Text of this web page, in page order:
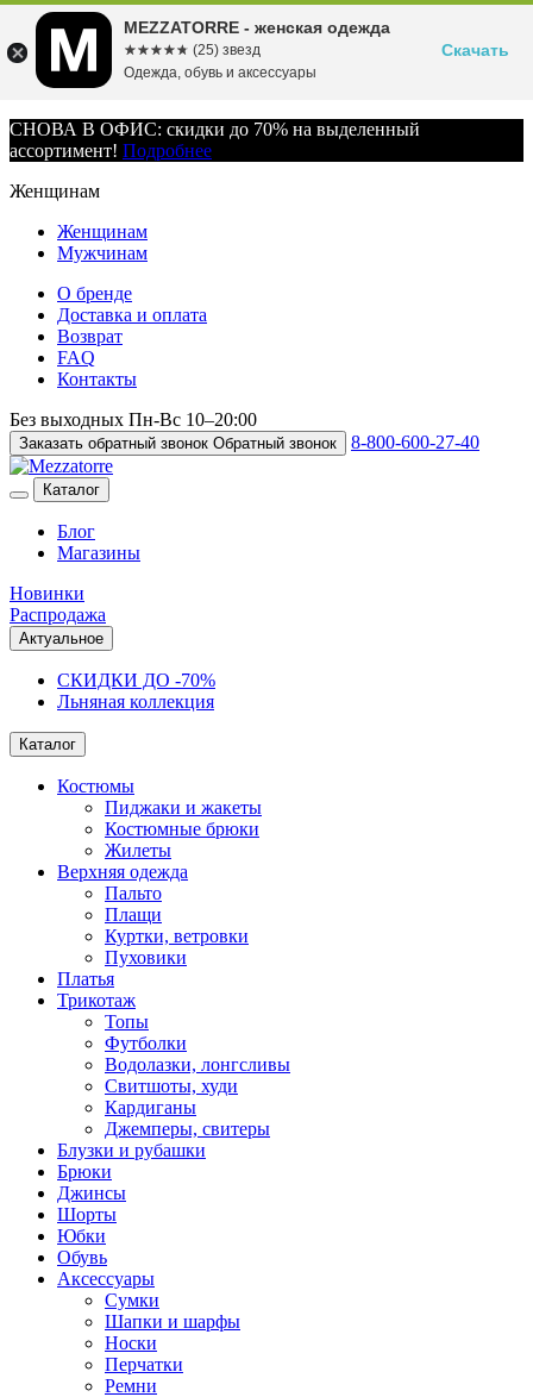
СНОВА В ОФИС: скидки до 70% на выделенный
ассортимент! Подробнее
Женщинам
Женщинам
Мужчинам
О бренде
Доставка и оплата
Возврат
FAQ
Контакты
Без выходных Пн-Вс 10–20:00
Заказать обратный звонок Обратный звонок 8-800-600-27-40
Каталог
Блог
Магазины
Новинки
Распродажа
Актуальное
СКИДКИ ДО -70%
Льняная коллекция
Каталог
Костюмы
Пиджаки и жакеты
Костюмные брюки
Жилеты
Верхняя одежда
Пальто
Плащи
Куртки, ветровки
Пуховики
Платья
Трикотаж
Топы
Футболки
Водолазки, лонгсливы
Свитшоты, худи
Кардиганы
Джемперы, свитеры
Блузки и рубашки
Брюки
Джинсы
Шорты
Юбки
Обувь
Аксессуары
Сумки
Шапки и шарфы
Носки
Перчатки
Ремни
MEZZATORRE - женская одежда
☆☆☆☆☆
★★★★★ (25) звезд
Одежда, обувь и аксессуары
Скачать